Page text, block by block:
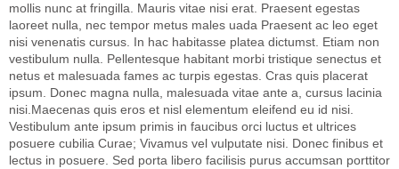
mollis nunc at fringilla. Mauris vitae nisi erat. Praesent egestas
laoreet nulla, nec tempor metus males uada Praesent ac leo eget
nisi venenatis cursus. In hac habitasse platea dictumst. Etiam non
vestibulum nulla. Pellentesque habitant morbi tristique senectus et
netus et malesuada fames ac turpis egestas. Cras quis placerat
ipsum. Donec magna nulla, malesuada vitae ante a, cursus lacinia
nisi.Maecenas quis eros et nisl elementum eleifend eu id nisi.
Vestibulum ante ipsum primis in faucibus orci luctus et ultrices
posuere cubilia Curae; Vivamus vel vulputate nisi. Donec finibus et
lectus in posuere. Sed porta libero facilisis purus accumsan porttitor